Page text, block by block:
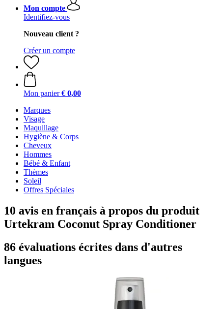
Mon compte
Identifiez-vous
Nouveau client ?
Créer un compte
Mon panier € 0,00
Marques
Visage
Maquillage
Hygiène & Corps
Cheveux
Hommes
Bébé & Enfant
Thèmes
Soleil
Offres Spéciales
10 avis en français à propos du produit
Urtekram Coconut Spray Conditioner
86 évaluations écrites dans d'autres
langues